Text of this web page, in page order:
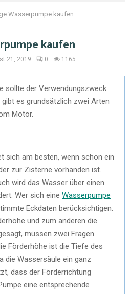
Wasserpumpe kaufen
kaufen
21, 2019 0 1165
sollte der Verwendungszweck
es grundsätzlich zwei Arten
Motor.
sich am besten, wenn schon ein
zur Zisterne vorhanden ist.
wird das Wasser über einen
Wer sich eine Wasserpumpe
Eckdaten berücksichtigen.
und zum anderen die
müssen zwei Fragen
Förderhöhe ist die Tiefe des
die Wassersäule ein ganz
dass der Förderrichtung
eine entsprechende